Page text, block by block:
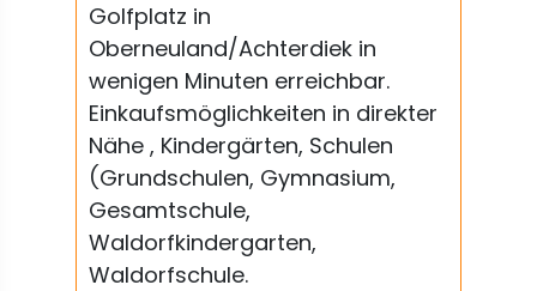
Golfplatz in
Oberneuland/Achterdiek in
wenigen Minuten erreichbar.
Einkaufsmöglichkeiten in direkter
Nähe , Kindergärten, Schulen
(Grundschulen, Gymnasium,
Gesamtschule,
Waldorfkindergarten,
Waldorfschule.